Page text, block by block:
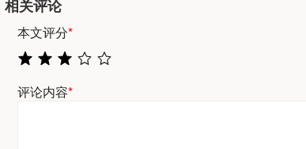
相关评论
本文评分*
评论内容*